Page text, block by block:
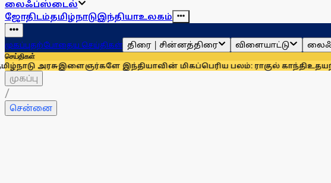
லைஃப்ஸ்டைல்
ஜோதிடம்தமிழ்நாடுஇந்தியாஉலகம்
முகப்புதற்போதைய செய்திகள் திரை | சின்னத்திரை விளையாட்டு
செய்திகள்
இளைஞர்களே இந்தியாவின் மிகப்பெரிய பலம்: ராகுல் காந்திஉதயநிதி
முகப்பு
/
சென்னை